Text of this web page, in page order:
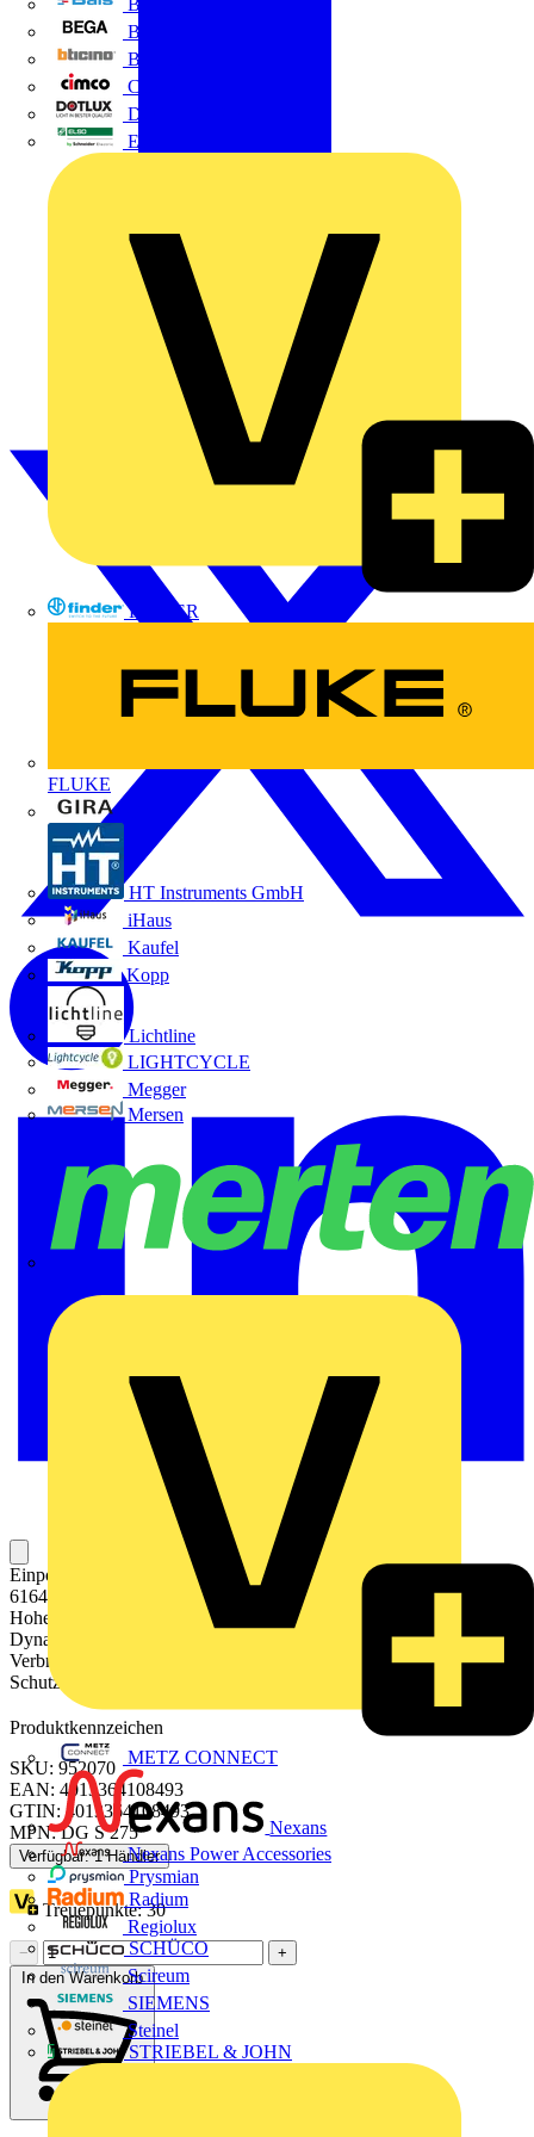
Bega
Bticino
Cimco
DOTLUX GmbH
Elso
FINDER
FLUKE
HT Instruments GmbH
iHaus
Kaufel
Kopp
Lichtline
LIGHTCYCLE
Megger
Mersen
METZ CONNECT
Nexans
Nexans Power Accessories
Prysmian
Radium
Regiolux
SCHÜCO
Scireum
SIEMENS
Steinel
STRIEBEL & JOHN
Einpoliger Überspannungsableiter DEHNguard S, Typ 2 nach EN
61643-11, bestehend aus Basisteil und gestecktem Schutzmodul.
Hohe Gerätesicherheit durch Ableiterüberwachung mit Thermo-
Dynamik-Control. Zum Schutz von Niederspannungs-
Verbraucheranlagen vor Überspannungen. Zum Einsatz im Blitz-
Schutzzonen-Konzept an den Schnittstellen 0
Produktkennzeichen
SKU: 952070
EAN: 4013364108493
GTIN: 4013364108493
MPN: DG S 275
Verfügbar: 1 Händler
Treuepunkte:30
−
+
In den Warenkorb